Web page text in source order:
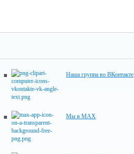
Наша группа во ВКонтакте
Мы в MAX